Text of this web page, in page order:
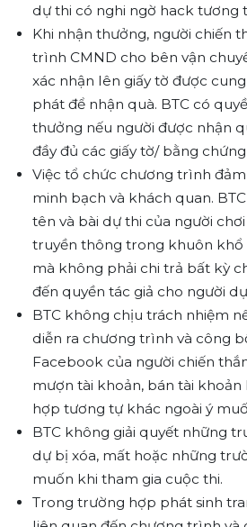
dự thi có nghi ngờ hack tương
Khi nhận thưởng, người chiến
trình CMND cho bên vận
xác nhận lên giấy tờ được
phát để nhận quà. BTC có
thưởng nếu người được nhận
đầy đủ các giấy tờ/ bằng
Việc tổ chức chương trình
minh bạch và khách quan.
tên và bài dự thi của người
truyền thông trong khuôn khổ
mà không phải chi trả bất kỳ
đến quyền tác giả cho người
BTC không chịu trách nhiệm
diễn ra chương trình và công
Facebook của người chiến
mượn tài khoản, bán tài
hợp tương tự khác ngoài ý
BTC không giải quyết những
dự bị xóa, mất hoặc những
muốn khi tham gia cuộc thi.
Trong trường hợp phát sinh